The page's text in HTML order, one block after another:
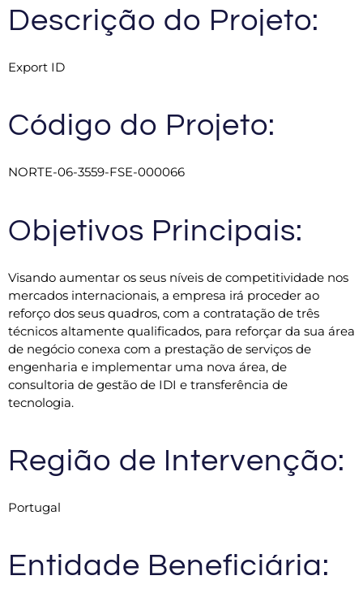
Descrição do Projeto:
Export ID
Código do Projeto:
NORTE-06-3559-FSE-000066
Objetivos Principais:
Visando aumentar os seus níveis de competitividade nos
mercados internacionais, a empresa irá proceder ao
reforço dos seus quadros, com a contratação de três
técnicos altamente qualificados, para reforçar da sua área
de negócio conexa com a prestação de serviços de
engenharia e implementar uma nova área, de
consultoria de gestão de IDI e transferência de
tecnologia.
Região de Intervenção:
Portugal
Entidade Beneficiária: